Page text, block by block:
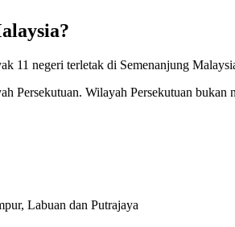
11 negeri terletak di Semenanjung
Persekutuan. Wilayah Persekutuan
Labuan dan Putrajaya